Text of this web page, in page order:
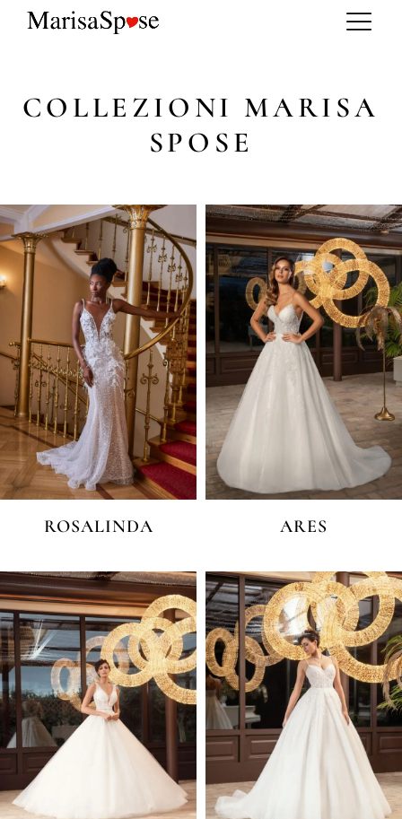
COLLEZIONI MARISA
SPOSE
ROSALINDA ARES